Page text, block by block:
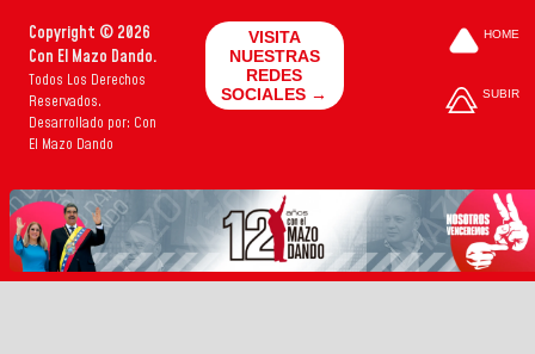
Copyright © 2026
Con El Mazo Dando.
Todos Los Derechos
Reservados.
Desarrollado por: Con
El Mazo Dando
VISITA
NUESTRAS
REDES
SOCIALES →
HOME
SUBIR